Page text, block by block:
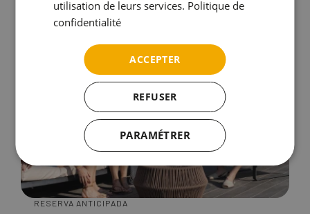
d'uneréduction exclusive de 10 %
RESERVA ANTICIPADA
utilisation de leurs services. Politique de
confidentialité
ACCEPTER
REFUSER
PARAMÉTRER